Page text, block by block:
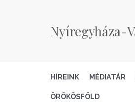
Nyíregyháza-
HÍREINK MÉDIATÁR
ÖRÖKÖSFÖLD